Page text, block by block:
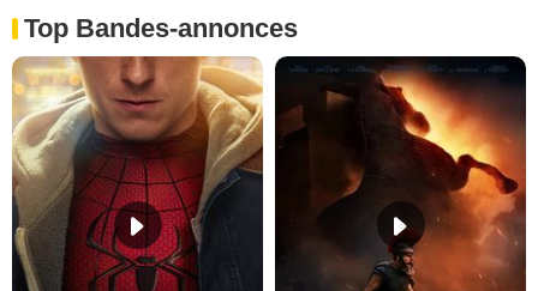
Top Bandes-annonces